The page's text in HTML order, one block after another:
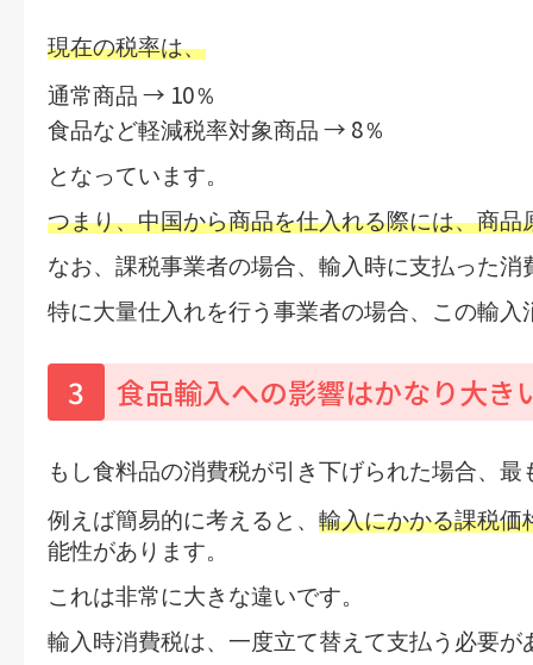
現在の税率は、
通常商品 → 10％
食品など軽減税率対象商品 → 8％
となっています。
つまり、中国から商品を仕入れる際には、商
なお、課税事業者の場合、輸入時に支払った
特に大量仕入れを行う事業者の場合、この輸
3 食品輸入への影響はかなり大き
もし食料品の消費税が引き下げられた場合、
例えば簡易的に考えると、 輸入にかかる課税価
能性があります。
これは非常に大きな違いです。
輸入時消費税は、一度立て替えて支払う必要が